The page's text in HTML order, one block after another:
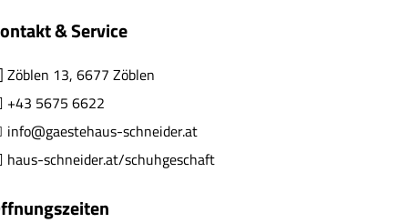
& Service
Zöblen 13, 6677 Zöblen
+43 5675 6622
info@gaestehaus-schneider.at
haus-schneider.at/schuhgeschaft